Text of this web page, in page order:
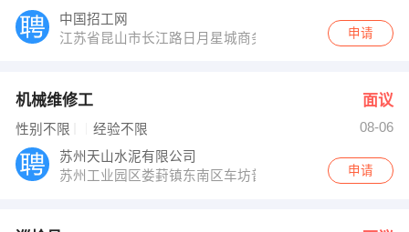
中国招工网
江苏省昆山市长江路日月星城商务中心
申请
机械维修工 面议
性别不限 经验不限
08-06
苏州天山水泥有限公司
苏州工业园区娄葑镇东南区车坊普惠路656号
申请